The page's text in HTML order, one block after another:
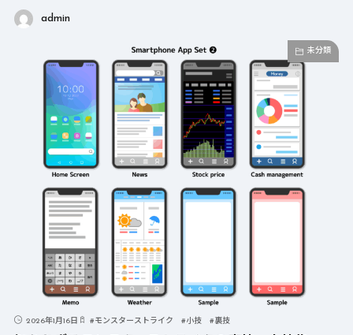
admin
未分類
2026年1月16日 #モンスターストライク #小技 #裏技